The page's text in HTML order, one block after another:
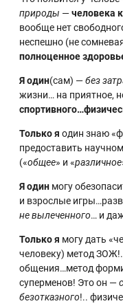
природы —человека
вообще нет
неспешно (не
полноценное
Я один(сам) —без
жизни… на приятное,
Только я один знаю
предоставить
(«общее» и «различное
Я один могу
и взрослые
не вылеченного… и
Только я могу дать
человеку) метод
общения…метод
суперменов! Это он —
безотказного!..